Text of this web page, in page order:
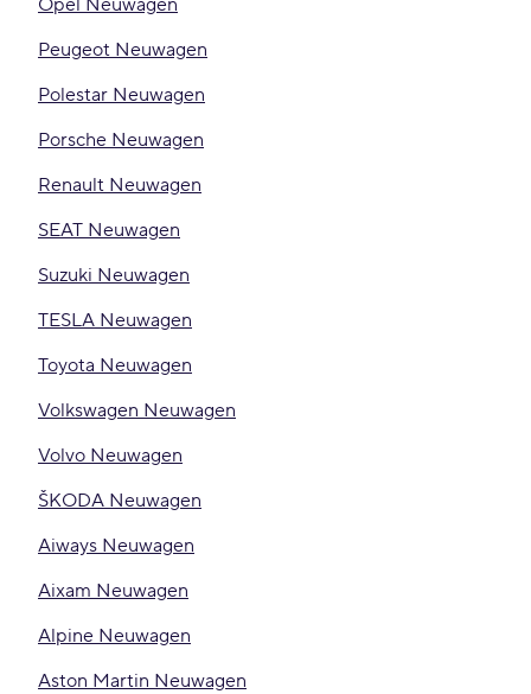
Opel Neuwagen
Peugeot Neuwagen
Polestar Neuwagen
Porsche Neuwagen
Renault Neuwagen
SEAT Neuwagen
Suzuki Neuwagen
TESLA Neuwagen
Toyota Neuwagen
Volkswagen Neuwagen
Volvo Neuwagen
ŠKODA Neuwagen
Aiways Neuwagen
Aixam Neuwagen
Alpine Neuwagen
Aston Martin Neuwagen